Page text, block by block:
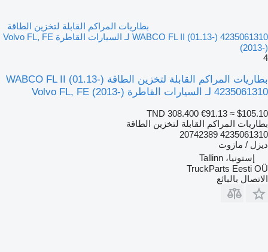
بطاريات المراكم القابلة لتخزين الطاقة
WABCO FL II (01.13-) 4235061310 لـ السيارات القاطرة Volvo FL, FE
(2013-)
4
بطاريات المراكم القابلة لتخزين الطاقة WABCO FL II (01.13-)
4235061310 لـ السيارات القاطرة Volvo FL, FE (2013-)
TND 308.400 €91.13 ≈ $105.10
بطاريات المراكم القابلة لتخزين الطاقة
4235061310 20742389
ديزل / مازوت
إستونيا، Tallinn
TruckParts Eesti OÜ
الاتصال بالبائع